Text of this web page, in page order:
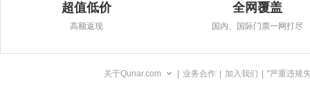
超值低价
高额返现
全网覆盖
国内、国际门票一网打尽
关于Qunar.com 业务合作 加入我们 "严重违规